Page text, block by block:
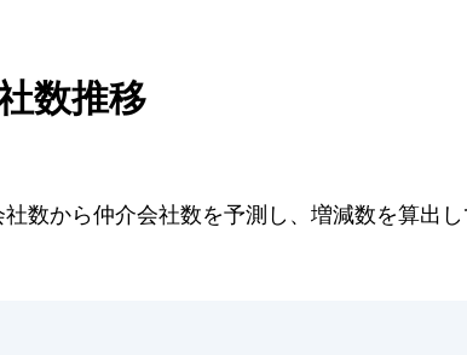
数推移
数から仲介会社数を予測し、増減数を算出